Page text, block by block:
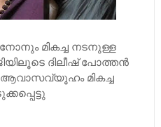
മികച്ച നടനുള്ള
ദിലീഷ് പോത്തന്‍
ആവാസവ്യൂഹം മികച്ച